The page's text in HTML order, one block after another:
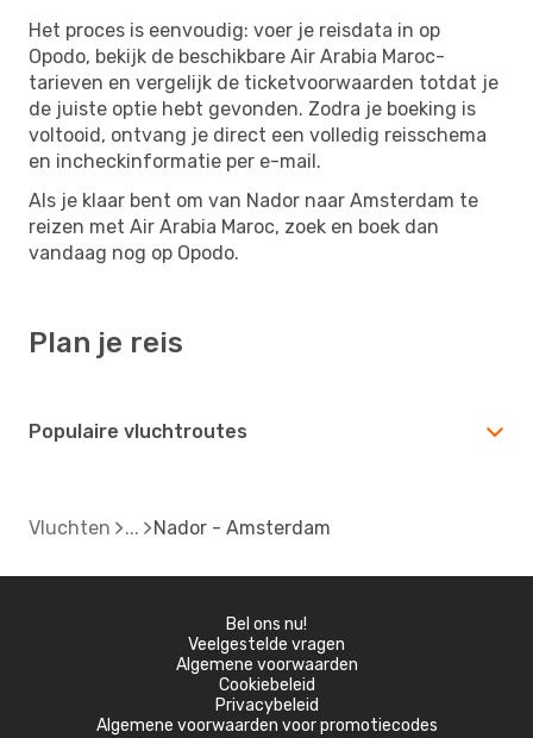
Het proces is eenvoudig: voer je reisdata in op
Opodo, bekijk de beschikbare Air Arabia Maroc-
tarieven en vergelijk de ticketvoorwaarden totdat je
de juiste optie hebt gevonden. Zodra je boeking is
voltooid, ontvang je direct een volledig reisschema
en incheckinformatie per e-mail.
Als je klaar bent om van Nador naar Amsterdam te
reizen met Air Arabia Maroc, zoek en boek dan
vandaag nog op Opodo.
Plan je reis
Populaire vluchtroutes
Vluchten Nador - Amsterdam
Bel ons nu!
Veelgestelde vragen
Algemene voorwaarden
Cookiebeleid
Privacybeleid
Algemene voorwaarden voor promotiecodes